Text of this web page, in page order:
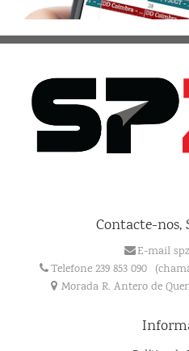
Contacte-nos,
E-mail
Telefone 239 853 090
Morada R. Antero de